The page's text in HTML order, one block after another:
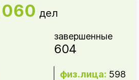
дел
завершенные
604
физ.лица: 598